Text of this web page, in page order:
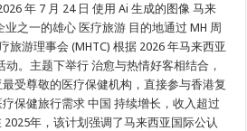
年 7 月 24 日 使用 Ai 生成的图像 马来
之一的雄心 医疗旅游 目的地通过 MH 周
旅游理事会 (MHTC) 根据 2026 年马来西亚
动。主题下举行 治愈与热情好客相结合，
受尊敬的医疗保健机构，直接参与香港复
保健旅行需求 中国 持续增长，收入超过
年，该计划强调了马来西亚国际公认